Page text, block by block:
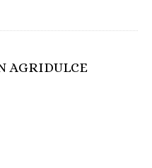
AGRIDULCE